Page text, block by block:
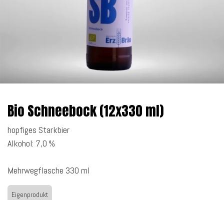
Bio Schneebock (12x330 ml)
hopfiges Starkbier
Alkohol: 7,0 %
Mehrwegflasche 330 ml
Eigenprodukt